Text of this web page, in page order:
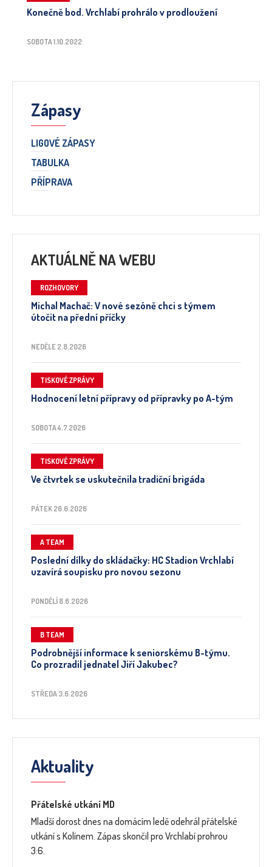
Konečně bod. Vrchlabí prohrálo v prodloužení
SOBOTA 1.10.2022
Zápasy
LIGOVÉ ZÁPASY
TABULKA
PŘÍPRAVA
AKTUÁLNĚ NA WEBU
ROZHOVORY
Michal Machač: V nové sezóně chci s týmem
útočit na přední příčky
NEDĚLE 2.8.2026
TISKOVÉ ZPRÁVY
Hodnocení letní přípravy od přípravky po A-tým
SOBOTA 4.7.2026
TISKOVÉ ZPRÁVY
Ve čtvrtek se uskutečnila tradiční brigáda
PÁTEK 26.6.2026
A TEAM
Poslední dílky do skládačky: HC Stadion Vrchlabí
uzavírá soupisku pro novou sezonu
PONDĚLÍ 8.6.2026
B TEAM
Podrobnější informace k seniorskému B-týmu.
Co prozradil jednatel Jiří Jakubec?
STŘEDA 3.6.2026
Aktuality
Přátelské utkání MD
Mladší dorost dnes na domácím ledě odehrál přátelské
utkání s Kolínem. Zápas skončil pro Vrchlabí prohrou
3:6.